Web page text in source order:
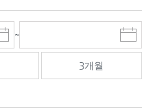
~
마
감
선
3개월